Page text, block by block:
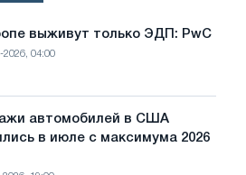
выживут только ЭДП: PwC
2026, 04:00
автомобилей в США
в июле с максимума 2026